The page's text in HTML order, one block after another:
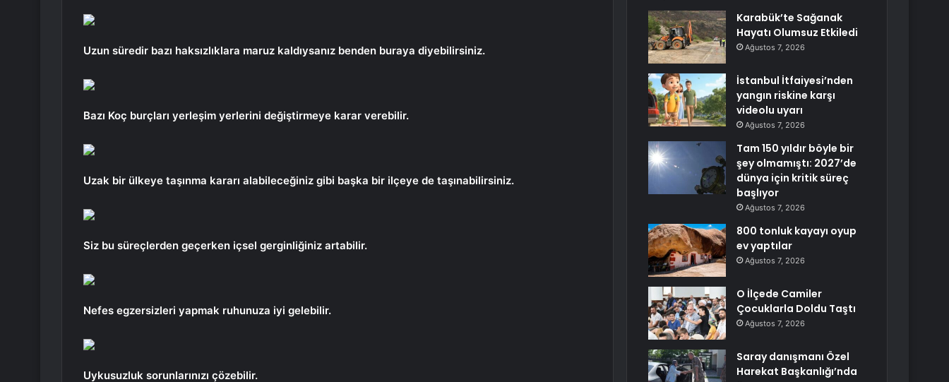
Uzun süredir bazı haksızlıklara maruz kaldıysanız benden buraya diyebilirsiniz.
Bazı Koç burçları yerleşim yerlerini değiştirmeye karar verebilir.
Uzak bir ülkeye taşınma kararı alabileceğiniz gibi başka bir ilçeye de taşınabilirsiniz.
Siz bu süreçlerden geçerken içsel gerginliğiniz artabilir.
Nefes egzersizleri yapmak ruhunuza iyi gelebilir.
Uykusuzluk sorunlarınızı çözebilir.
Karabük’te Sağanak
Hayatı Olumsuz Etkiledi
Ağustos 7, 2026
İstanbul İtfaiyesi’nden
yangın riskine karşı
videolu uyarı
Ağustos 7, 2026
Tam 150 yıldır böyle bir
şey olmamıştı: 2027’de
dünya için kritik süreç
başlıyor
Ağustos 7, 2026
800 tonluk kayayı oyup
ev yaptılar
Ağustos 7, 2026
O İlçede Camiler
Çocuklarla Doldu Taştı
Ağustos 7, 2026
Saray danışmanı Özel
Harekat Başkanlığı’nda